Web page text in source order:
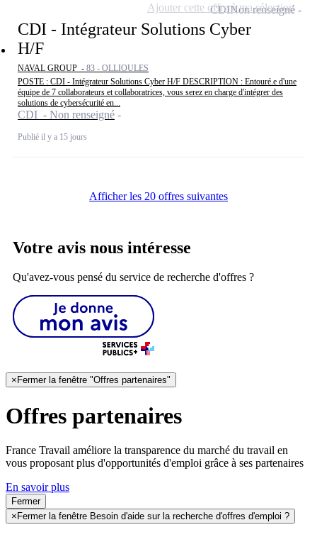
CDI - Intégrateur Solutions Cyber
H/F
NAVAL GROUP - 83 - OLLIOULES
POSTE : CDI - Intégrateur Solutions Cyber H/F DESCRIPTION : Entouré.e d'une
équipe de 7 collaborateurs et collaboratrices, vous serez en charge d'intégrer des
solutions de cybersécurité en...
CDI - Non renseigné
Publié il y a 15 jours
CDINon renseigné
Ajouter cette offre à ma sélection
Afficher les 20 offres suivantes
Votre avis nous intéresse
Qu'avez-vous pensé du service de recherche d'offres ?
× Fermer la fenêtre "Offres partenaires"
Offres partenaires
France Travail améliore la transparence du marché du travail en
vous proposant plus d'opportunités d'emploi grâce à ses partenaires
En savoir plus
Fermer
× Fermer la fenêtre Besoin d'aide sur la recherche d'offres d'emploi ?